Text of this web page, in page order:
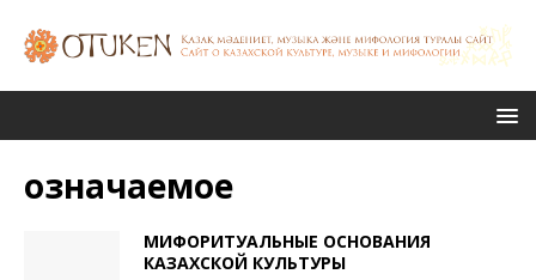
означаемое
МИФОРИТУАЛЬНЫЕ ОСНОВАНИЯ
КАЗАХСКОЙ КУЛЬТУРЫ